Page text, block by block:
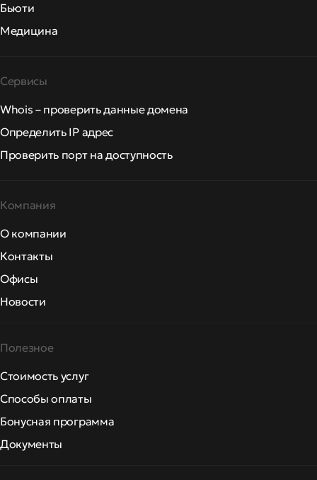
Бьюти
Медицина
Сервисы
Whois – проверить данные домена
Определить IP адрес
Проверить порт на доступность
Компания
О компании
Контакты
Офисы
Новости
Полезное
Стоимость услуг
Способы оплаты
Бонусная программа
Документы